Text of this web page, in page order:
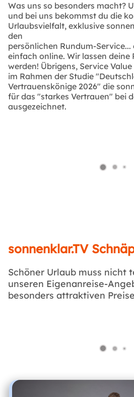
Was uns so besonders macht?
und bei uns bekommst du die
Urlaubsvielfalt, exklusive
den
persönlichen Rundum-
einfach online. Wir lassen deine
werden! Übrigens, Service
im Rahmen der Studie
Vertrauenskönige 2026" die
für das "starkes Vertrauen" bei
ausgezeichnet.
sonnenklar.TV
Schöner Urlaub muss nicht
unseren Eigenanreise-
besonders attraktiven